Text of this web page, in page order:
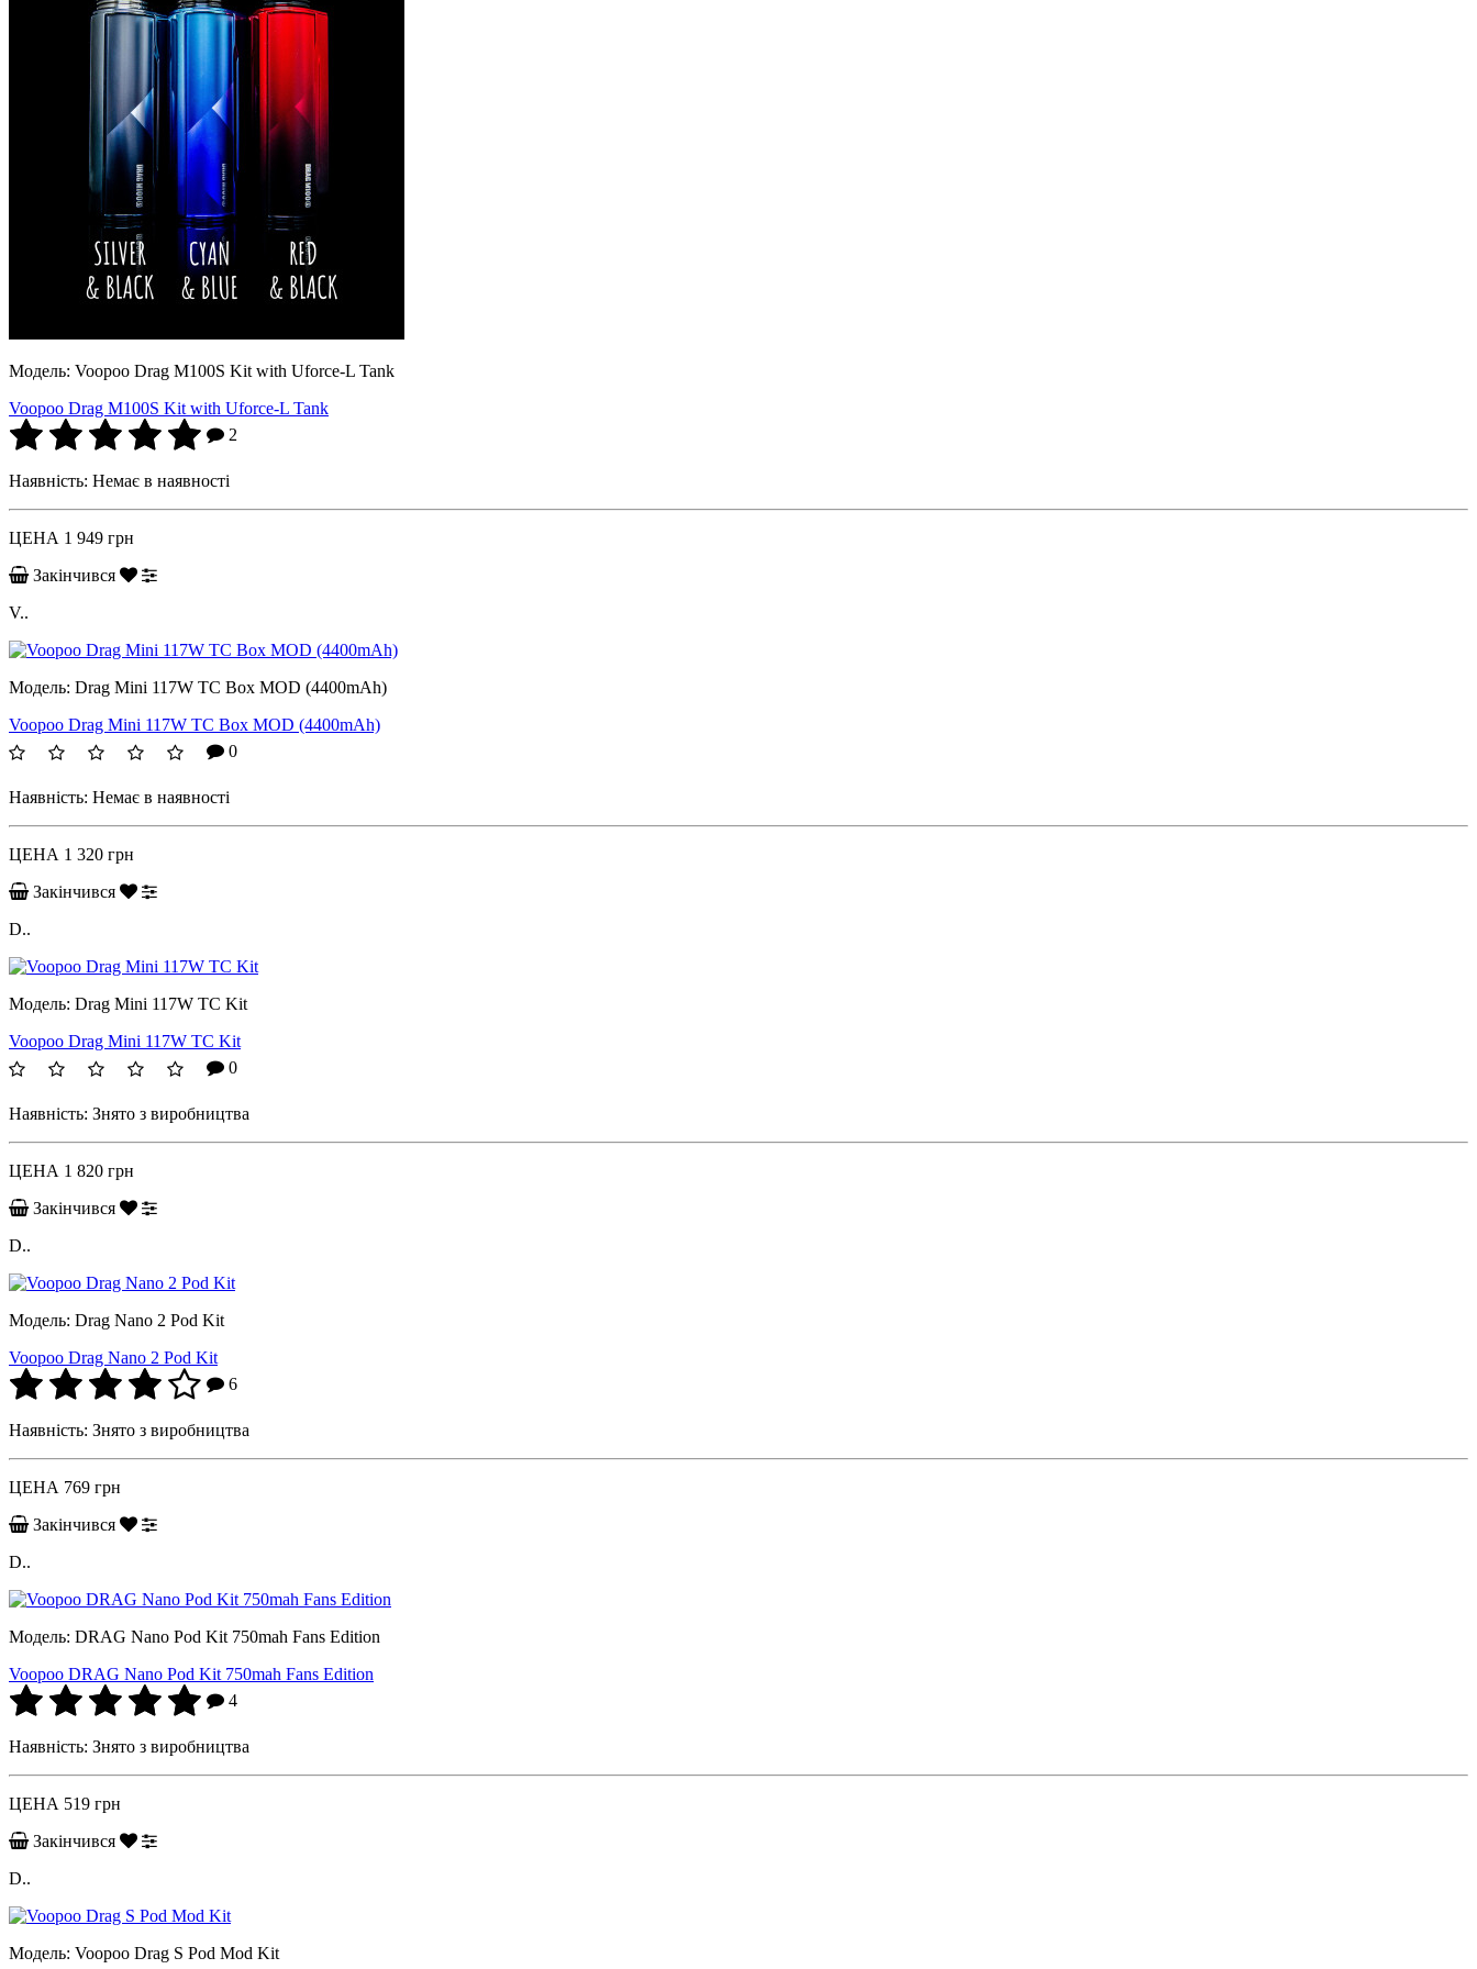
Модель: Voopoo Drag M100S Kit with Uforce-L Tank
Voopoo Drag M100S Kit with Uforce-L Tank
2
Наявність: Немає в наявності
ЦЕНА 1 949 грн
Закінчився
V..
Модель: Drag Mini 117W TC Box MOD (4400mAh)
Voopoo Drag Mini 117W TC Box MOD (4400mAh)
0
Наявність: Немає в наявності
ЦЕНА 1 320 грн
Закінчився
D..
Модель: Drag Mini 117W TC Kit
Voopoo Drag Mini 117W TC Kit
0
Наявність: Знято з виробництва
ЦЕНА 1 820 грн
Закінчився
D..
Модель: Drag Nano 2 Pod Kit
Voopoo Drag Nano 2 Pod Kit
6
Наявність: Знято з виробництва
ЦЕНА 769 грн
Закінчився
D..
Модель: DRAG Nano Pod Kit 750mah Fans Edition
Voopoo DRAG Nano Pod Kit 750mah Fans Edition
4
Наявність: Знято з виробництва
ЦЕНА 519 грн
Закінчився
D..
Модель: Voopoo Drag S Pod Mod Kit